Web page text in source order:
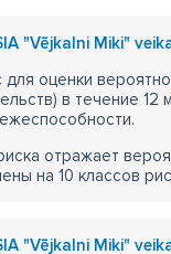
"Vējkalni Miki"
для оценки
в течение
отражает
на 10 классов
"Vējkalni Miki"